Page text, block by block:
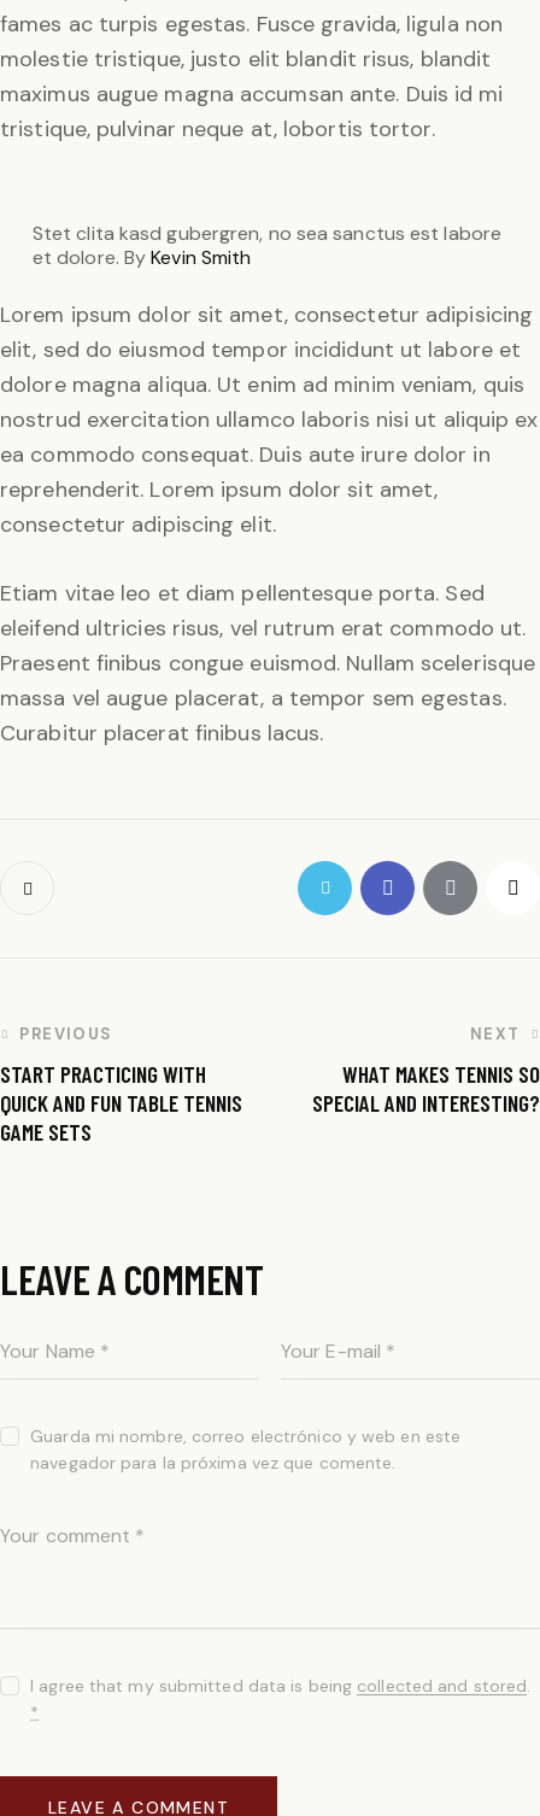
fames ac turpis egestas. Fusce gravida, ligula non
molestie tristique, justo elit blandit risus, blandit
maximus augue magna accumsan ante. Duis id mi
tristique, pulvinar neque at, lobortis tortor.
Stet clita kasd gubergren, no sea sanctus est labore
et dolore. ByKevin Smith
Lorem ipsum dolor sit amet, consectetur adipisicing
elit, sed do eiusmod tempor incididunt ut labore et
dolore magna aliqua. Ut enim ad minim veniam, quis
nostrud exercitation ullamco laboris nisi ut aliquip ex
ea commodo consequat. Duis aute irure dolor in
reprehenderit. Lorem ipsum dolor sit amet,
consectetur adipiscing elit.
Etiam vitae leo et diam pellentesque porta. Sed
eleifend ultricies risus, vel rutrum erat commodo ut.
Praesent finibus congue euismod. Nullam scelerisque
massa vel augue placerat, a tempor sem egestas.
Curabitur placerat finibus lacus.
PREVIOUS
START PRACTICING WITH
QUICK AND FUN TABLE TENNIS
GAME SETS
NEXT
WHAT MAKES TENNIS SO
SPECIAL AND INTERESTING?
LEAVE A COMMENT
Guarda mi nombre, correo electrónico y web en este
navegador para la próxima vez que comente.
I agree that my submitted data is being collected and stored.
*